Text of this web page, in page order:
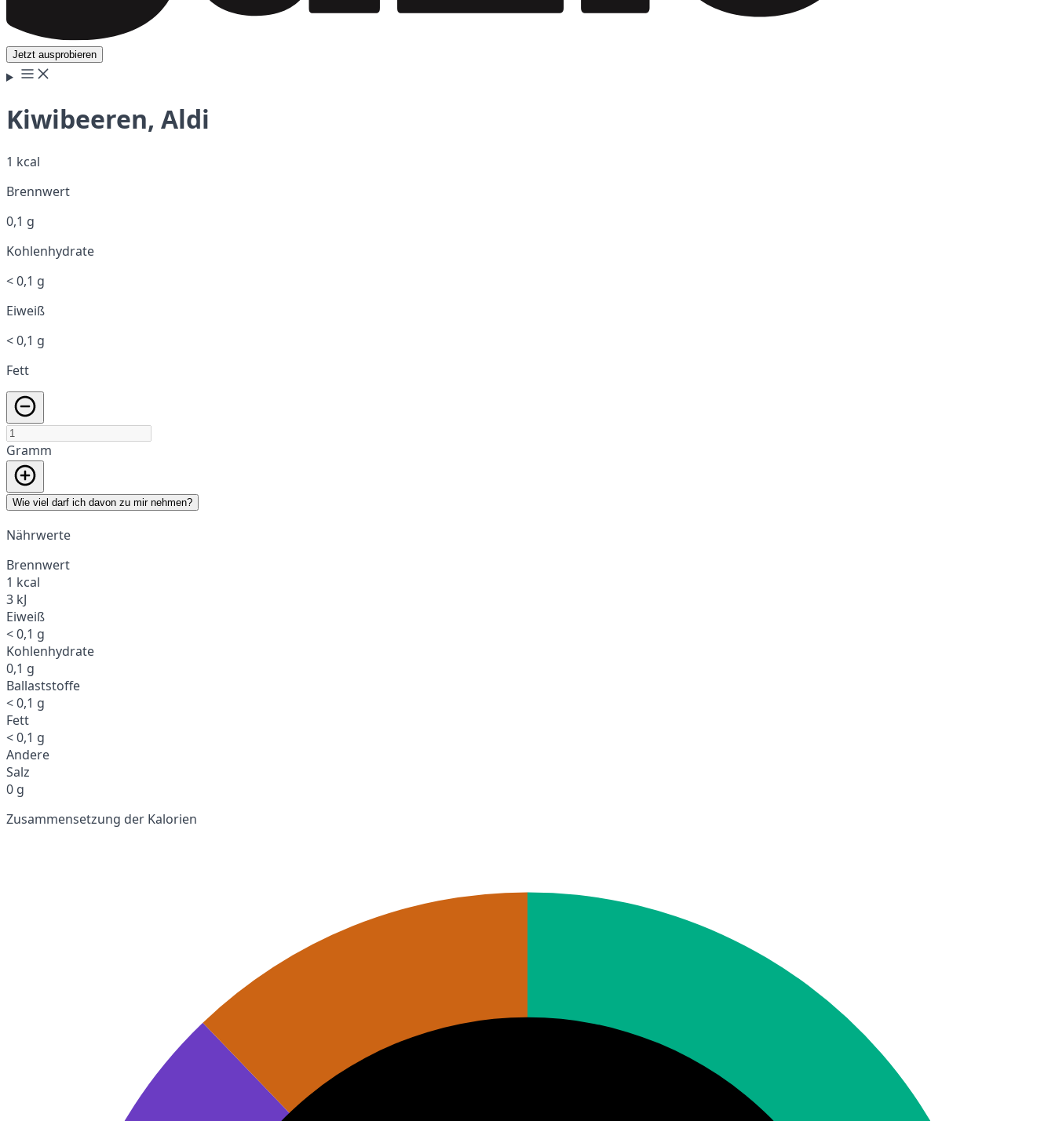
Jetzt ausprobieren
Kiwibeeren, Aldi
1 kcal
Brennwert
0,1 g
Kohlenhydrate
< 0,1 g
Eiweiß
< 0,1 g
Fett
Gramm
Wie viel darf ich davon zu mir nehmen?
Nährwerte
Brennwert
1 kcal
3 kJ
Eiweiß
< 0,1 g
Kohlenhydrate
0,1 g
Ballaststoffe
< 0,1 g
Fett
< 0,1 g
Andere
Salz
0 g
Zusammensetzung der Kalorien